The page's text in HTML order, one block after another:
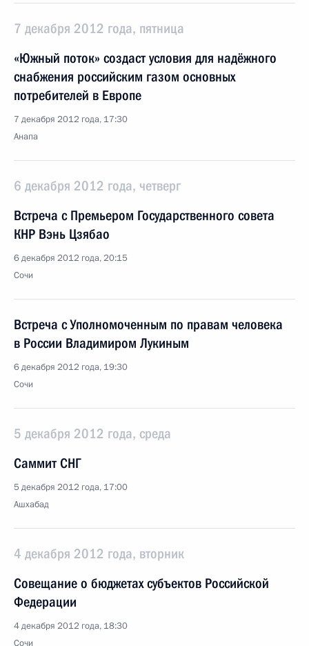
7 декабря 2012 года, пятница
«Южный поток» создаст условия для надёжного
снабжения российским газом основных
потребителей в Европе
7 декабря 2012 года, 17:30
Анапа
6 декабря 2012 года, четверг
Встреча с Премьером Государственного совета
КНР Вэнь Цзябао
6 декабря 2012 года, 20:15
Сочи
Встреча с Уполномоченным по правам человека
в России Владимиром Лукиным
6 декабря 2012 года, 19:30
Сочи
5 декабря 2012 года, среда
Саммит СНГ
5 декабря 2012 года, 17:00
Ашхабад
4 декабря 2012 года, вторник
Совещание о бюджетах субъектов Российской
Федерации
4 декабря 2012 года, 18:30
Сочи